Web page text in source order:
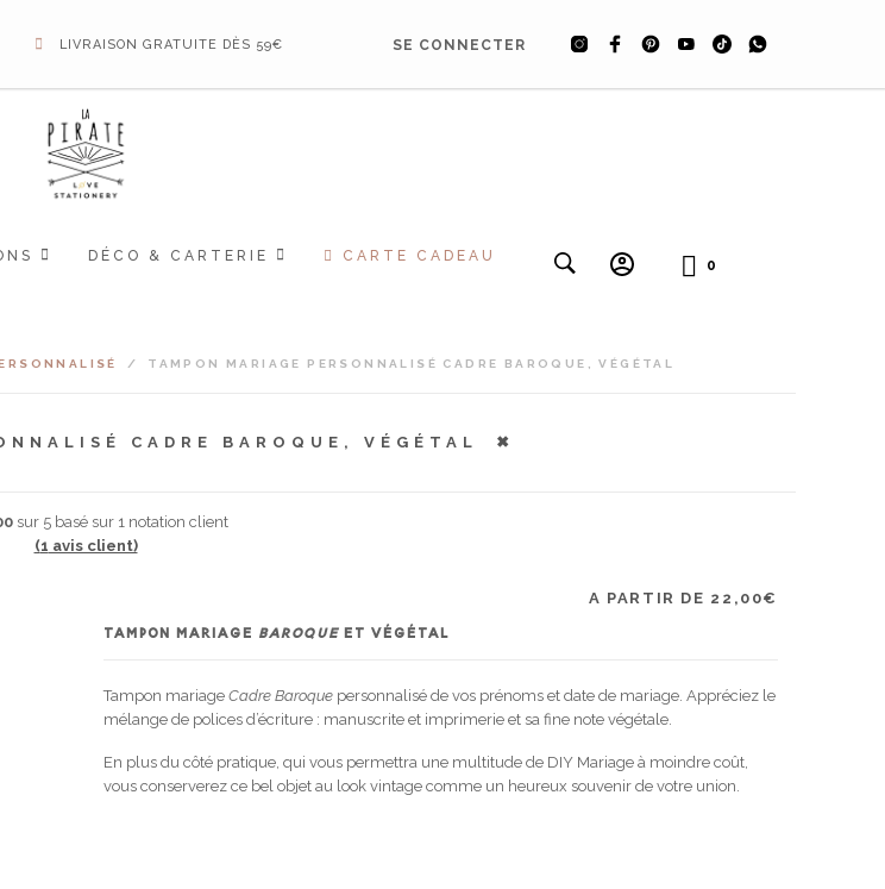
LIVRAISON GRATUITE DÈS 59€ SE CONNECTER
DÉCO & CARTERIE CARTE CADEAU
0
/ TAMPON MARIAGE PERSONNALISÉ CADRE BAROQUE, VÉGÉTAL
CADRE BAROQUE, VÉGÉTAL
sur 5 basé sur 1notation client
(1 avis client)
A PARTIR DE 22,00€
TAMPON MARIAGE BAROQUE ET VÉGÉTAL
Tampon mariage Cadre Baroque personnalisé de vos prénoms et date de mariage. Appréciez le
mélange de polices d’écriture : manuscrite et imprimerie et sa fine note végétale.
En plus du côté pratique, qui vous permettra une multitude de DIY Mariage à moindre coût,
vous conserverez ce bel objet au look vintage comme un heureux souvenir de votre union.